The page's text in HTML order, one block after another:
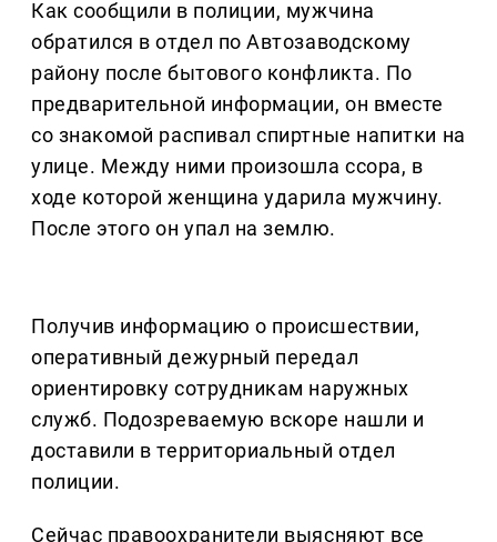
Как сообщили в полиции, мужчина
обратился в отдел по Автозаводскому
району после бытового конфликта. По
предварительной информации, он вместе
со знакомой распивал спиртные напитки на
улице. Между ними произошла ссора, в
ходе которой женщина ударила мужчину.
После этого он упал на землю.
Получив информацию о происшествии,
оперативный дежурный передал
ориентировку сотрудникам наружных
служб. Подозреваемую вскоре нашли и
доставили в территориальный отдел
полиции.
Сейчас правоохранители выясняют все